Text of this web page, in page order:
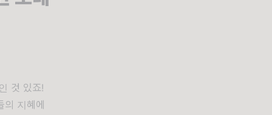
것 있죠!
지혜에